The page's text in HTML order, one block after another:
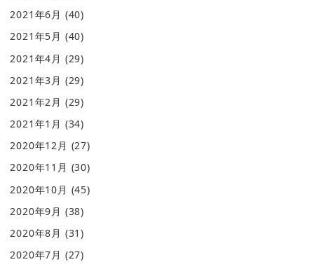
2021年6月 (40)
2021年5月 (40)
2021年4月 (29)
2021年3月 (29)
2021年2月 (29)
2021年1月 (34)
2020年12月 (27)
2020年11月 (30)
2020年10月 (45)
2020年9月 (38)
2020年8月 (31)
2020年7月 (27)